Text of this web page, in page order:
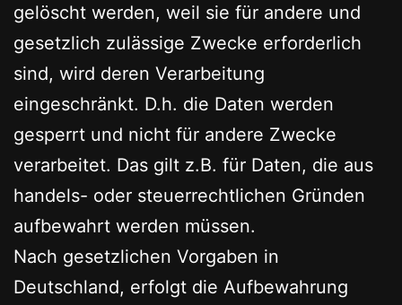
gelöscht werden, weil sie für andere und
gesetzlich zulässige Zwecke erforderlich
sind, wird deren Verarbeitung
eingeschränkt. D.h. die Daten werden
gesperrt und nicht für andere Zwecke
verarbeitet. Das gilt z.B. für Daten, die aus
handels- oder steuerrechtlichen Gründen
aufbewahrt werden müssen.
Nach gesetzlichen Vorgaben in
Deutschland, erfolgt die Aufbewahrung